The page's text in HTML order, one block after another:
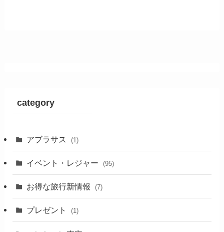
category
アブラサス (1)
イベント・レジャー (95)
お得な旅行新情報 (7)
プレゼント (1)